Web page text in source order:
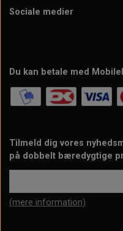
Sociale medier
Du kan betale med
Tilmeld dig vores
på dobbelt bæredygtige
(mere information)